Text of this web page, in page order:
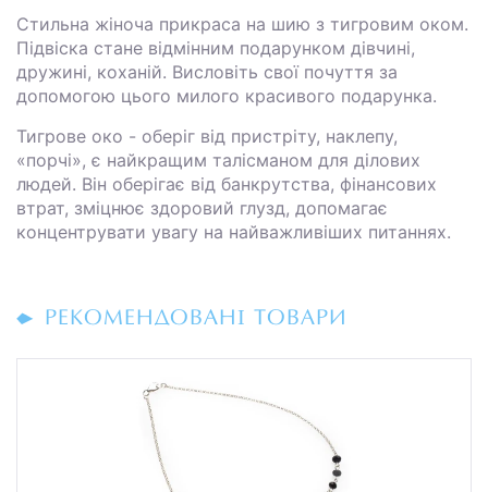
Стильна жіноча прикраса на шию з тигровим оком.
Підвіска стане відмінним подарунком дівчині,
дружині, коханій. Висловіть свої почуття за
допомогою цього милого красивого подарунка.
Тигрове око - оберіг від пристріту, наклепу,
«порчі», є найкращим талісманом для ділових
людей. Він оберігає від банкрутства, фінансових
втрат, зміцнює здоровий глузд, допомагає
концентрувати увагу на найважливі­ших питаннях.
РЕКОМЕНДОВАНІ ТОВАРИ